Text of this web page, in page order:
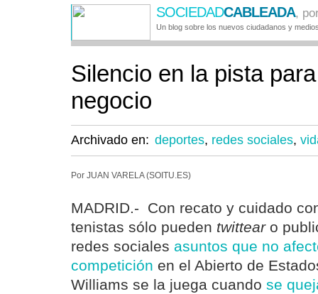
SOCIEDADCABLEADA,
Un blog sobre los nuevos ciudadanos y
Silencio en la pista
negocio
Archivado en: deportes, redes sociales,
Por JUAN VARELA (SOITU.ES)
MADRID.- Con recato y cuidado
tenistas sólo pueden twittearo
redes sociales asuntos que no
competición en el Abierto de
Williams se la juega cuando se